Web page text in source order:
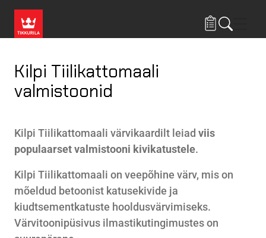
Kilpi Tiilikattomaali
valmistoonid
Kilpi Tiilikattomaali värvikaardilt leiad viis
populaarset valmistooni kivikatustele.
Kilpi Tiilikattomaali on veepõhine värv, mis on
mõeldud betoonist katusekivide ja
kiudtsementkatuste hooldusvärvimiseks.
Värvitoonipüsivus ilmastikutingimustes on